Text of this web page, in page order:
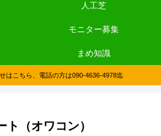
人工芝
モニター募集
まめ知識
ちら、電話の方は090-4636-4978迄
（オワコン）